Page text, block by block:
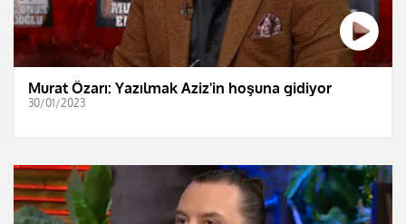
Murat Özarı: Yazılmak Aziz'in hoşuna gidiyor
30/01/2023